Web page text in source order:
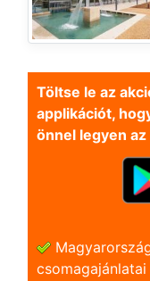
Töltse le az
applikációt,
önnel legyen